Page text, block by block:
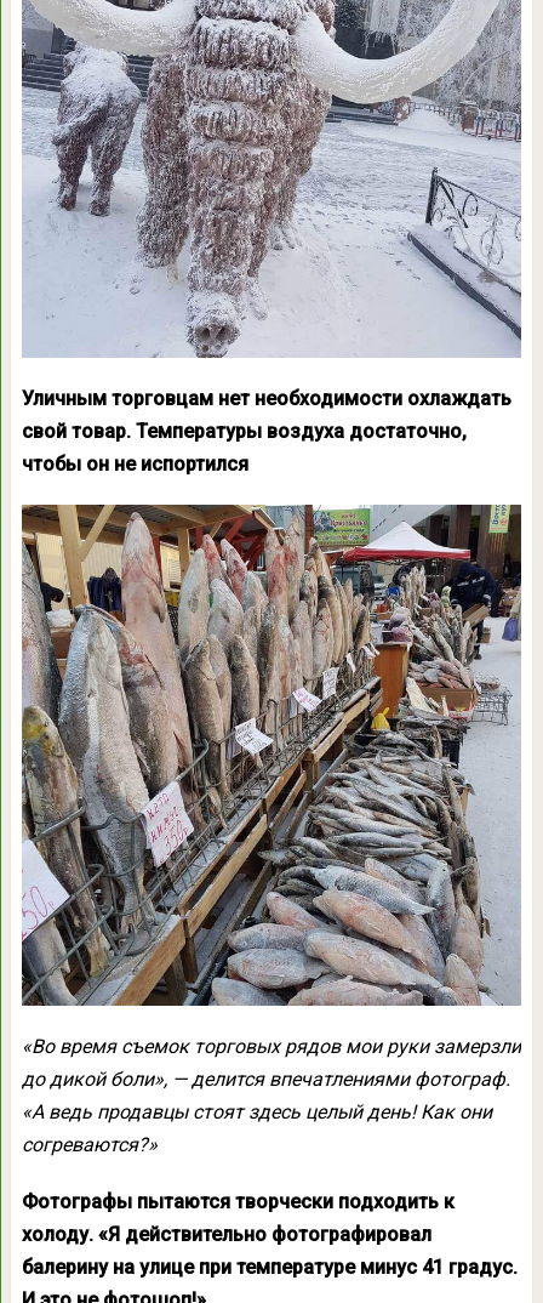
Уличным торговцам нет необходимости охлаждать
свой товар. Температуры воздуха достаточно,
чтобы он не испортился
«Во время съемок торговых рядов мои руки замерзли
до дикой боли», — делится впечатлениями фотограф.
«А ведь продавцы стоят здесь целый день! Как они
согреваются?»
Фотографы пытаются творчески подходить к
холоду. «Я действительно фотографировал
балерину на улице при температуре минус 41 градус.